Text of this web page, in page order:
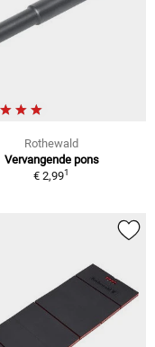
Rothewald
Vervangende pons
€ 2,991